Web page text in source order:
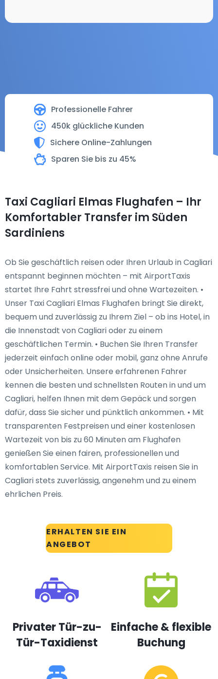
Professionelle Fahrer
450k glückliche Kunden
Sichere Online-Zahlungen
Sparen Sie bis zu 45%
ERHALTEN SIE EIN
ANGEBOT
Taxi Cagliari Elmas Flughafen – Ihr
Komfortabler Transfer im Süden
Sardiniens
Ob Sie geschäftlich reisen oder Ihren Urlaub in Cagliari
entspannt beginnen möchten – mit AirportTaxis
startet Ihre Fahrt stressfrei und ohne Wartezeiten. •
Unser Taxi Cagliari Elmas Flughafen bringt Sie direkt,
bequem und zuverlässig zu Ihrem Ziel – ob ins Hotel, in
die Innenstadt von Cagliari oder zu einem
geschäftlichen Termin. • Buchen Sie Ihren Transfer
jederzeit einfach online oder mobil, ganz ohne Anrufe
oder Unsicherheiten. Unsere erfahrenen Fahrer
kennen die besten und schnellsten Routen in und um
Cagliari, helfen Ihnen mit dem Gepäck und sorgen
dafür, dass Sie sicher und pünktlich ankommen. • Mit
transparenten Festpreisen und einer kostenlosen
Wartezeit von bis zu 60 Minuten am Flughafen
genießen Sie einen fairen, professionellen und
komfortablen Service. Mit AirportTaxis reisen Sie in
Cagliari stets zuverlässig, angenehm und zu einem
ehrlichen Preis.
Privater Tür-zu-
Tür-Taxidienst
Einfache & flexible
Buchung